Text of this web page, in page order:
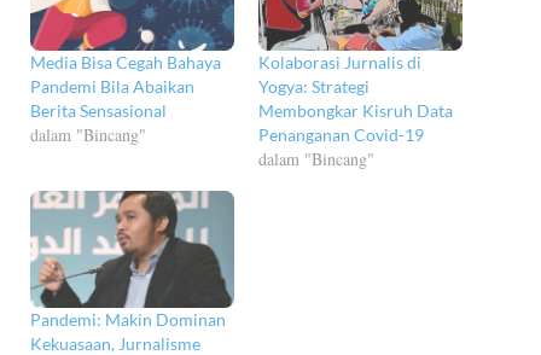
Media Bisa Cegah Bahaya
Pandemi Bila Abaikan
Berita Sensasional
dalam "Bincang"
Kolaborasi Jurnalis di
Yogya: Strategi
Membongkar Kisruh Data
Penanganan Covid-19
dalam "Bincang"
Pandemi: Makin Dominan
Kekuasaan, Jurnalisme